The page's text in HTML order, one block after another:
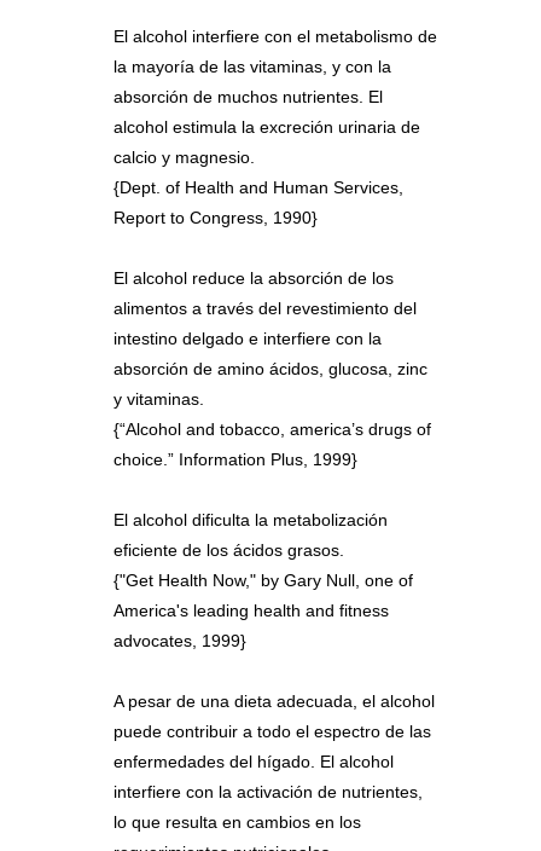
El alcohol interfiere con el metabolismo de
la mayoría de las vitaminas, y con la
absorción de muchos nutrientes. El
alcohol estimula la excreción urinaria de
calcio y magnesio.
{Dept. of Health and Human Services,
Report to Congress, 1990}
El alcohol reduce la absorción de los
alimentos a través del revestimiento del
intestino delgado e interfiere con la
absorción de amino ácidos, glucosa, zinc
y vitaminas.
{“Alcohol and tobacco, america’s drugs of
choice.” Information Plus, 1999}
El alcohol dificulta la metabolización
eficiente de los ácidos grasos.
{"Get Health Now," by Gary Null, one of
America's leading health and fitness
advocates, 1999}
A pesar de una dieta adecuada, el alcohol
puede contribuir a todo el espectro de las
enfermedades del hígado. El alcohol
interfiere con la activación de nutrientes,
lo que resulta en cambios en los